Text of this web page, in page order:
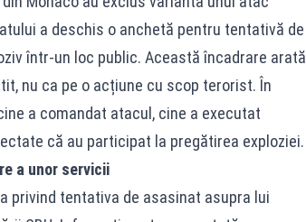
a deschis o anchetă pentru tentativă de
într-un loc public. Această încadrare arată
nu ca pe o acțiune cu scop terorist. În
a comandat atacul, cine a executat
că au participat la pregătirea exploziei.
a unor servicii
privind tentativa de asasinat asupra lui